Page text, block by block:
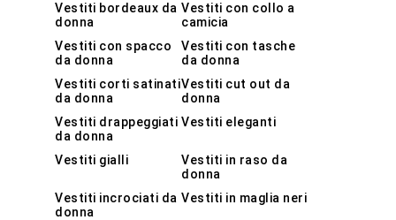
Vestiti bordeaux da
donna
Vestiti con collo a
camicia
Vestiti con spacco
da donna
Vestiti con tasche
da donna
Vestiti corti satinati
da donna
Vestiti cut out da
donna
Vestiti drappeggiati
da donna
Vestiti eleganti
Vestiti gialli
Vestiti in raso da
donna
Vestiti incrociati da
donna
Vestiti in maglia neri